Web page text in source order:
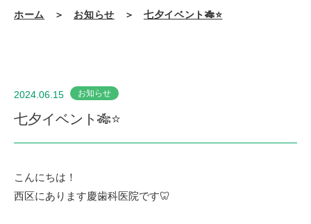
ホーム ＞ お知らせ ＞ 七夕イベント🎋⭐️
2024.06.15 お知らせ
七夕イベント🎋⭐️
こんにちは！
西区にあります慶歯科医院です🦷